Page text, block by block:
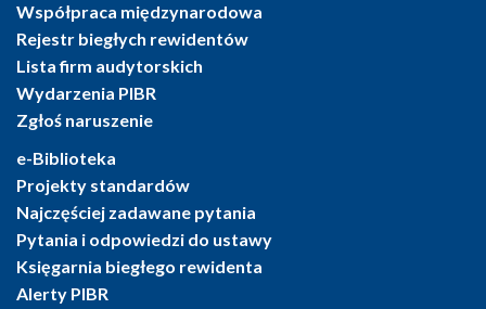
Współpraca międzynarodowa
Rejestr biegłych rewidentów
Lista firm audytorskich
Wydarzenia PIBR
Zgłoś naruszenie
e-Biblioteka
Projekty standardów
Najczęściej zadawane pytania
Pytania i odpowiedzi do ustawy
Księgarnia biegłego rewidenta
Alerty PIBR